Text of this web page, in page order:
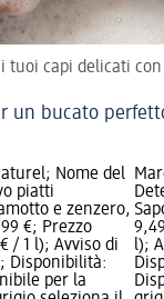
tuoi capi delicati con
un bucato
Nome del
piatti
e zenzero,
€; Prezzo
/ 1 l); Avviso di
Disponibilità:
per la
l);